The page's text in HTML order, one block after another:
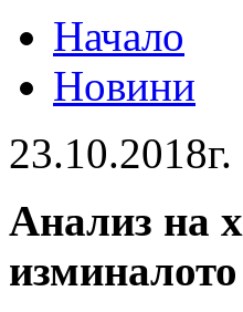
Начало
Новини
23.10.2018г.
Анализ на